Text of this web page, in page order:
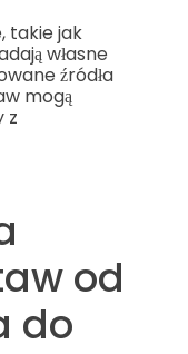
takie jak
własne
źródła
mogą
z
od
do